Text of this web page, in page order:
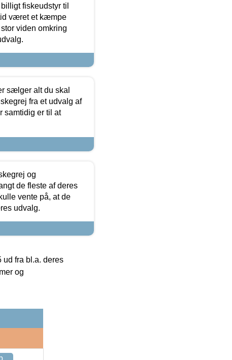
fiskeudstyr til
været et kæmpe
viden omkring
sælger alt du skal
fra et udvalg af
samtidig er til at
og
de fleste af deres
vente på, at de
udvalg.
fra bl.a. deres
og